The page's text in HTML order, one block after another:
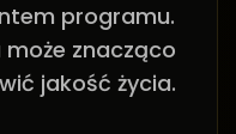
programu.
znacząco
jakość życia.